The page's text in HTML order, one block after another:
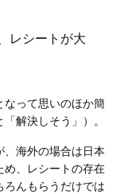
レシートが大
って思いのほか簡
解決しそう」）。
海外の場合は日本
め、レシートの存在
んもらうだけでは